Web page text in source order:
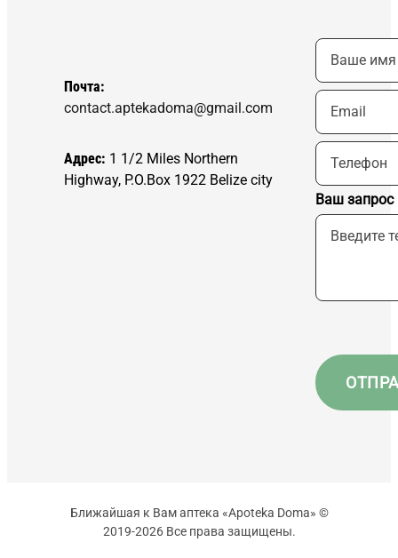
Почта:
contact.aptekadoma@gmail.com
Адрес: 1 1/2 Miles Northern
Highway, P.O.Box 1922 Belize city
Ваш запрос
Ближайшая к Вам аптека «Apoteka Doma» ©
2019-2026 Все права защищены.